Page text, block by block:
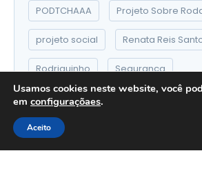
PODTCHAAA Projeto Sobre
projeto social Renata Reis
Rodriguinho Segurança
Segurança Pública Terra
Tiro Esportivo no Brasil
Usamos cookies neste website, você
em configuraçõaes.
Aceito